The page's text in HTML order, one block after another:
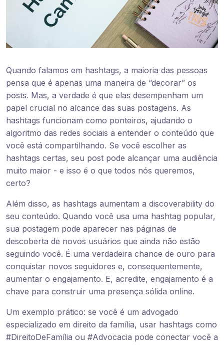
Quando falamos em hashtags, a maioria das pessoas
pensa que é apenas uma maneira de “decorar” os
posts. Mas, a verdade é que elas desempenham um
papel crucial no alcance das suas postagens. As
hashtags funcionam como ponteiros, ajudando o
algoritmo das redes sociais a entender o conteúdo que
você está compartilhando. Se você escolher as
hashtags certas, seu post pode alcançar uma audiência
muito maior - e isso é o que todos nós queremos,
certo?
Além disso, as hashtags aumentam a discoverability do
seu conteúdo. Quando você usa uma hashtag popular,
sua postagem pode aparecer nas páginas de
descoberta de novos usuários que ainda não estão
seguindo você. É uma verdadeira chance de ouro para
conquistar novos seguidores e, consequentemente,
aumentar o engajamento. E, acredite, engajamento é a
chave para construir uma presença sólida online.
Um exemplo prático: se você é um advogado
especializado em direito da família, usar hashtags como
#DireitoDeFamília ou #Advocacia pode conectar você a